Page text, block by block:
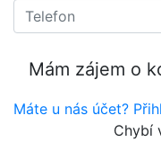
Máte u nás účet?
Chybí